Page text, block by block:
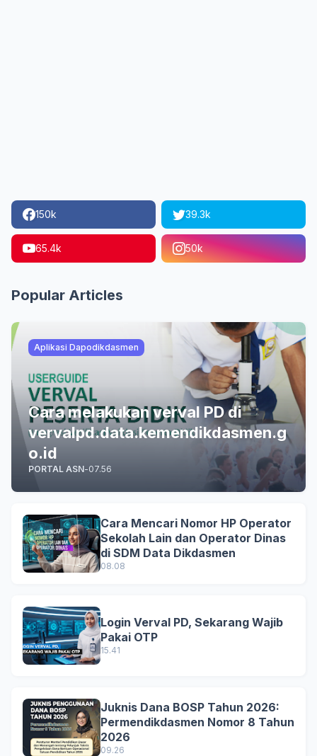
150k 39.3k
65.4k 50k
Popular Articles
Aplikasi Dapodikdasmen
Cara melakukan verval PD di
vervalpd.data.kemendikdasmen.g
o.id
PORTAL ASN-07.56
Cara Mencari Nomor HP Operator
Sekolah Lain dan Operator Dinas
di SDM Data Dikdasmen
08.08
Login Verval PD, Sekarang Wajib
Pakai OTP
15.41
Juknis Dana BOSP Tahun 2026:
Permendikdasmen Nomor 8 Tahun
2026
09.26